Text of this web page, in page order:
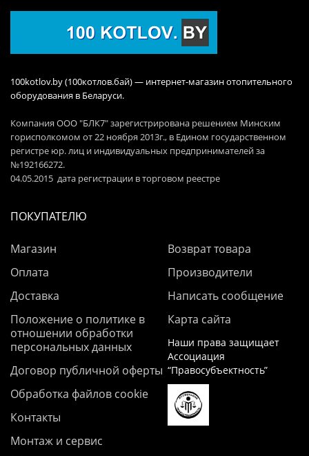
100kotlov.by (100котлов.бай) — интернет-магазин отопительного
оборудования в Беларуси.
Компания ООО "БЛК7" зарегистрирована решением Минским
горисполкомом от 22 ноября 2013г., в Едином государственном
регистре юр. лиц и индивидуальных предпринимателей за
№192166272.
04.05.2015 дата регистрации в торговом реестре
ПОКУПАТЕЛЮ
Магазин
Оплата
Доставка
Положение о политике в
отношении обработки
персональных данных
Договор публичной оферты
Обработка файлов cookie
Контакты
Монтаж и сервис
Возврат товара
Производители
Написать сообщение
Карта сайта
Наши права защищает
Ассоциация
“Правосубъектность”